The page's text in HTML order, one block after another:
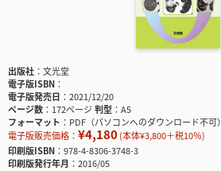
出版社
文光堂
電子版ISBN
電子版発売日
2021/12/20
ページ数
172ページ判型
A5
フォーマット
PDF（パソコンへのダウンロード不可）
電子版販売価格： ¥4,180(本体¥3,800＋税10％)
印刷版ISBN
978-4-8306-3748-3
印刷版発行年月
2016/05